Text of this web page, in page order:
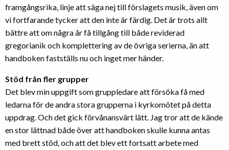
framgångsrika, linje att säga nej till förslagets musik, även om
vi fortfarande tycker att den inte är färdig. Det är trots allt
bättre att om några år få tillgång till både reviderad
gregorianik och komplettering av de övriga serierna, än att
handboken fastställs nu och inget mer händer.
Stöd från fler grupper
Det blev min uppgift som gruppledare att försöka få med
ledarna för de andra stora grupperna i kyrkomötet på detta
uppdrag. Och det gick förvånansvärt lätt. Jag tror att de kände
en stor lättnad både över att handboken skulle kunna antas
med brett stöd, och att det blev ett fortsatt arbete med